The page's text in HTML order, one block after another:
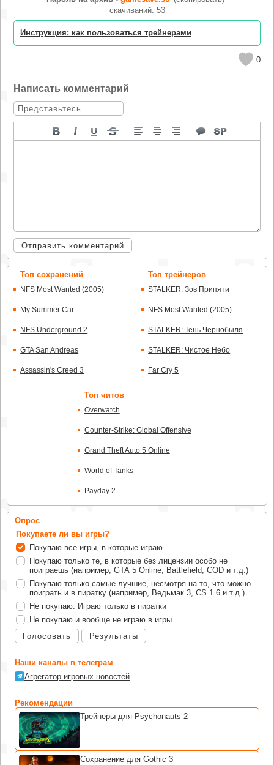
Топ сохранений
NFS Most Wanted (2005)
My Summer Car
NFS Underground 2
GTA San Andreas
Assassin's Creed 3
Топ трейнеров
STALKER: Зов Припяти
NFS Most Wanted (2005)
STALKER: Тень Чернобыля
STALKER: Чистое Небо
Far Cry 5
Топ читов
Overwatch
Counter-Strike: Global Offensive
Grand Theft Auto 5 Online
World of Tanks
Payday 2
cкачиваний: 53
Инструкция: как пользоваться трейнерами
0
Написать комментарий
Отправить комментарий
Опрос
Покупаете ли вы игры?
Покупаю все игры, в которые играю
Покупаю только те, в которые без лицензии особо не
поиграешь (например, GTA 5 Online, Battlefield, COD и т.д.)
Покупаю только самые лучшие, несмотря на то, что можно
поиграть и в пиратку (например, Ведьмак 3, CS 1.6 и т.д.)
Не покупаю. Играю только в пиратки
Не покупаю и вообще не играю в игры
Голосовать
Результаты
Наши каналы в телеграм
Агрегатор игровых новостей
Рекомендации
Трейнеры для Psychonauts 2
Сохранение для Gothic 3